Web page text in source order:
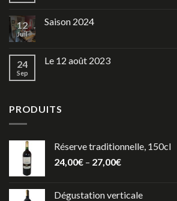
12
Juil
Saison 2024
24
Sep
Le 12 août 2023
PRODUITS
Réserve traditionnelle, 150cl
24,00€ – 27,00€
Dégustation verticale